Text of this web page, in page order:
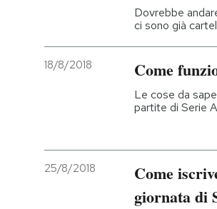
Dovrebbe
ci sono già
18/8/2018 Come
Le cose da
partite di Serie
25/8/2018
Come
giornata di